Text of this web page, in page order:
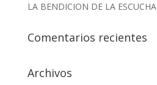
LA BENDICION DE LA ESCUCHA
Comentarios recientes
Archivos